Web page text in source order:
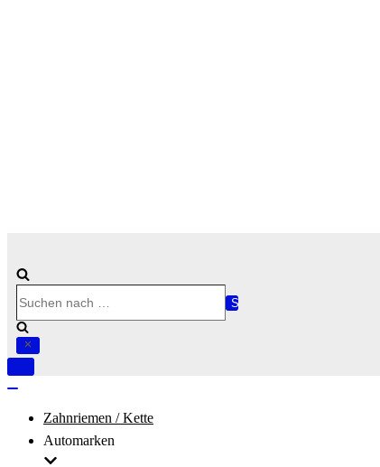
nach …
Navigation
Zahnriemen / Kette
Automarken